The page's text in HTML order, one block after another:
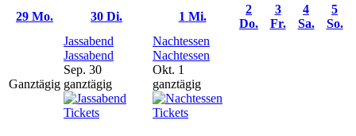
29 Mo. 30 Di. 1 Mi.
2
Do.
3
Fr.
4
Sa.
5
So.
Ganztägig
Jassabend
Jassabend
Sep. 30
ganztägig
Tickets
Nachtessen
Nachtessen
Okt. 1
ganztägig
Tickets